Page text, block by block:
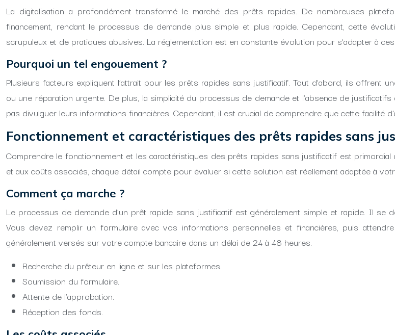
La digitalisation a profondément transformé le marché des prêts rapides. De nombreuses
financement, rendant le processus de demande plus simple et plus rapide. Cependant, cette
scrupuleux et de pratiques abusives. La réglementation est en constante évolution pour s’adapter à
Pourquoi un tel engouement ?
Plusieurs facteurs expliquent l’attrait pour les prêts rapides sans justificatif. Tout d’abord, ils offrent
ou une réparation urgente. De plus, la simplicité du processus de demande et l’absence de
pas divulguer leurs informations financières. Cependant, il est crucial de comprendre que cette facilité
Fonctionnement et caractéristiques des prêts rapides sans
Comprendre le fonctionnement et les caractéristiques des prêts rapides sans justificatif est
et aux coûts associés, chaque détail compte pour évaluer si cette solution est réellement adaptée à
Comment ça marche ?
Le processus de demande d’un prêt rapide sans justificatif est généralement simple et rapide. Il se
Vous devez remplir un formulaire avec vos informations personnelles et financières, puis
généralement versés sur votre compte bancaire dans un délai de 24 à 48 heures.
Recherche du prêteur en ligne et sur les plateformes.
Soumission du formulaire.
Attente de l’approbation.
Réception des fonds.